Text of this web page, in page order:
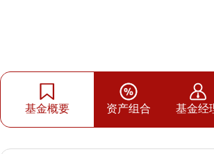
基金概要 资产组合 基金经